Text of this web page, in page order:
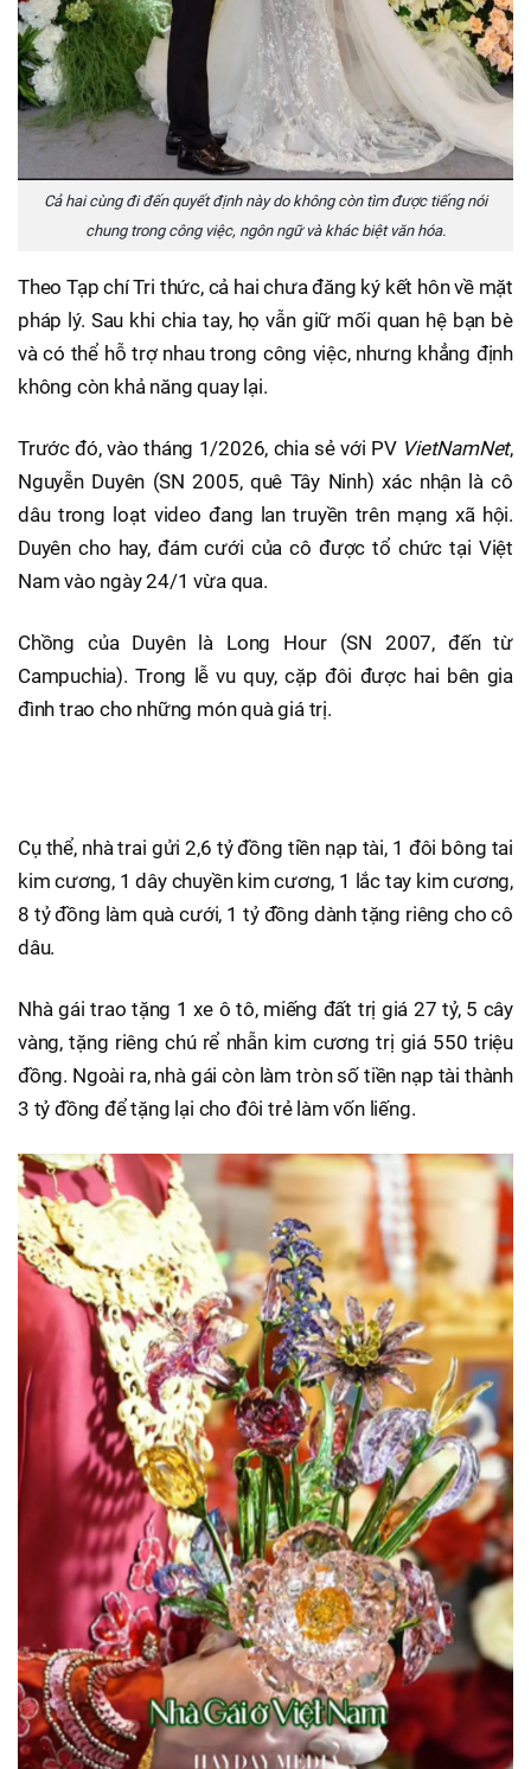
Cả hai cùng đi đến quyết định này do không còn tìm được tiếng nói
chung trong công việc, ngôn ngữ và khác biệt văn hóa.
Theo Tạp chí Tri thức, cả hai chưa đăng ký kết hôn về mặt
pháp lý. Sau khi chia tay, họ vẫn giữ mối quan hệ bạn bè
và có thể hỗ trợ nhau trong công việc, nhưng khẳng định
không còn khả năng quay lại.
Trước đó, vào tháng 1/2026, chia sẻ với PV VietNamNet,
Nguyễn Duyên (SN 2005, quê Tây Ninh) xác nhận là cô
dâu trong loạt video đang lan truyền trên mạng xã hội.
Duyên cho hay, đám cưới của cô được tổ chức tại Việt
Nam vào ngày 24/1 vừa qua.
Chồng của Duyên là Long Hour (SN 2007, đến từ
Campuchia). Trong lễ vu quy, cặp đôi được hai bên gia
đình trao cho những món quà giá trị.
Cụ thể, nhà trai gửi 2,6 tỷ đồng tiền nạp tài, 1 đôi bông tai
kim cương, 1 dây chuyền kim cương, 1 lắc tay kim cương,
8 tỷ đồng làm quà cưới, 1 tỷ đồng dành tặng riêng cho cô
dâu.
Nhà gái trao tặng 1 xe ô tô, miếng đất trị giá 27 tỷ, 5 cây
vàng, tặng riêng chú rể nhẫn kim cương trị giá 550 triệu
đồng. Ngoài ra, nhà gái còn làm tròn số tiền nạp tài thành
3 tỷ đồng để tặng lại cho đôi trẻ làm vốn liếng.